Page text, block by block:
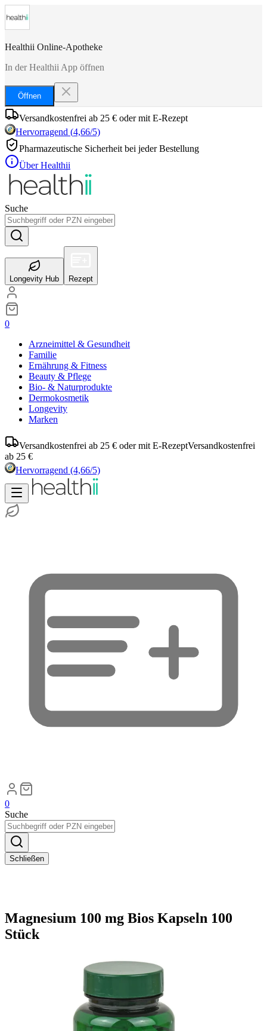
Healthii Online-Apotheke
In der Healthii App öffnen
Öffnen
Versandkostenfrei ab 25 € oder mit E-Rezept
Hervorragend (4,66/5)
Pharmazeutische Sicherheit bei jeder Bestellung
Über Healthii
Suche
Longevity Hub Rezept
0
Arzneimittel & Gesundheit
Familie
Ernährung & Fitness
Beauty & Pflege
Bio- & Naturprodukte
Dermokosmetik
Longevity
Marken
Versandkostenfrei ab 25 € oder mit E-RezeptVersandkostenfrei
ab 25 €
Hervorragend (4,66/5)
0
Suche
Schließen
Magnesium 100 mg Bios Kapseln 100
Stück